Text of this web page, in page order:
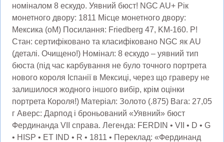
номіналом 8 ескудо. Уявний бюст! NGC AU+ Рік
монетного двору: 1811 Місце монетного двору:
Мексика (oM) Посилання: Friedberg 47, KM-160. Р!
Стан: сертифіковано та класифіковано NGC як AU
(деталі. Очищено!) Номінал: 8 ескудо – уявний тип
бюста (під час карбування не було точного портрета
нового короля Іспанії в Мексиці, через що граверу не
залишилося жодного іншого вибір, крім оцінки
портрета Короля!) Матеріал: Золото (.875) Вага: 27,05
г Аверс: Дарпод і броньований «Уявний» бюст
Фердинанда VII справа. Легенда: FERDIN • VII • D • G
• HISP • ET IND • R • 1811 • Переклад: «Фердинанд